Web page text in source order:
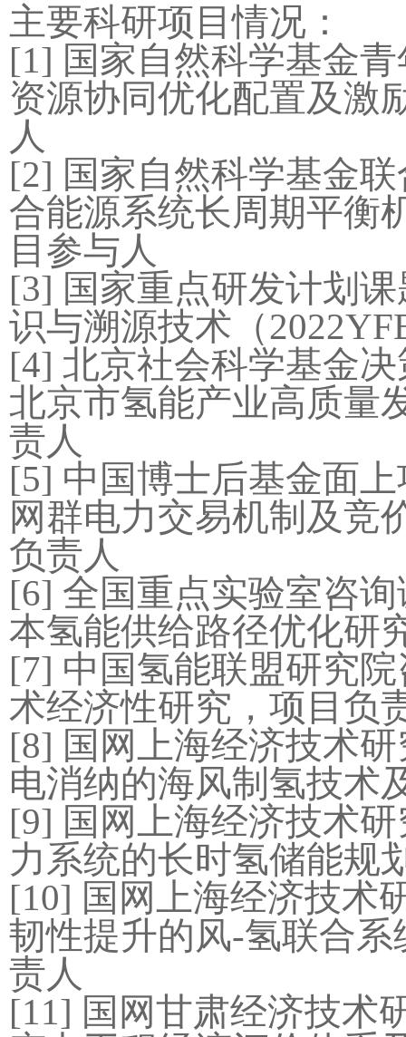
主要科研项目情况：
[1] 国家自然科学基金
资源协同优化配置及激
人
[2] 国家自然科学基金
合能源系统长周期平衡
目参与人
[3] 国家重点研发计划课
识与溯源技术（
[4] 北京社会科学基金
北京市氢能产业高质量
责人
[5] 中国博士后基金面
网群电力交易机制及竞
负责人
[6] 全国重点实验室咨
本氢能供给路径优化研
[7] 中国氢能联盟研究
术经济性研究，项目负
[8] 国网上海经济技术
电消纳的海风制氢技术
[9] 国网上海经济技术
力系统的长时氢储能规
[10] 国网上海经济技术
韧性提升的风-氢联合系
责人
[11] 国网甘肃经济技术